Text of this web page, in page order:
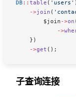
DB :: table ( 'users'
    ->
join (
        $join
->on
            ->
    })
    ->
get ();
子查询连接